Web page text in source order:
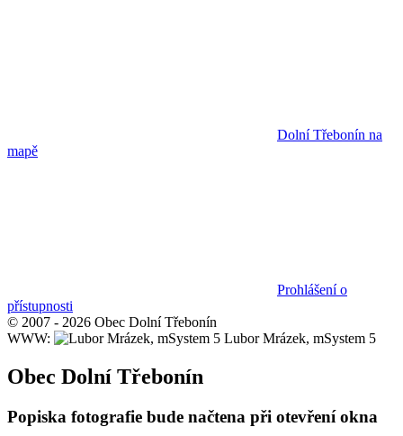
Dolní Třebonín na
mapě
Prohlášení o
přístupnosti
© 2007 - 2026 Obec Dolní Třebonín
WWW:
Lubor Mrázek, mSystem 5
Obec Dolní Třebonín
Popiska fotografie bude načtena při otevření okna